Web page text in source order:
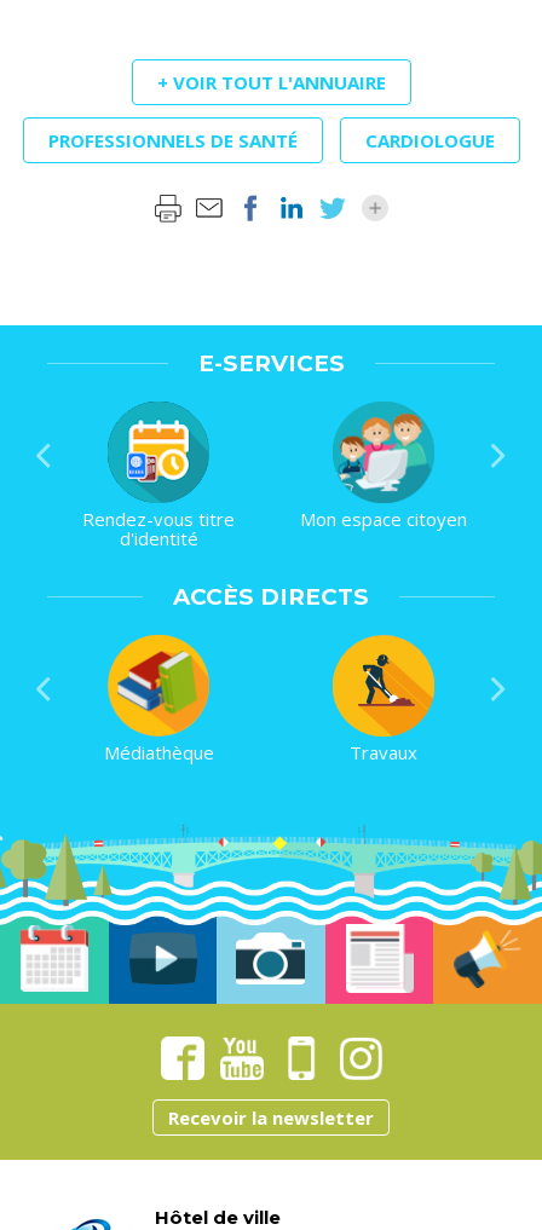
+ VOIR TOUT L'ANNUAIRE
PROFESSIONNELS DE SANTÉ CARDIOLOGUE
E-SERVICES
Rendez-vous titre
d'identité
Mon espace citoyen
ACCÈS DIRECTS
Médiathèque Travaux
Recevoir la newsletter
Hôtel de ville